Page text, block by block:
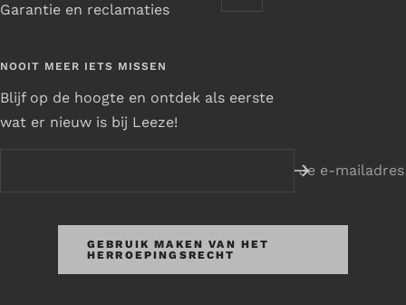
Garantie en reclamaties
NOOIT MEER IETS MISSEN
Blijf op de hoogte en ontdek als eerste
wat er nieuw is bij Leeze!
Je e-mailadres
GEBRUIK MAKEN VAN HET
HERROEPINGSRECHT